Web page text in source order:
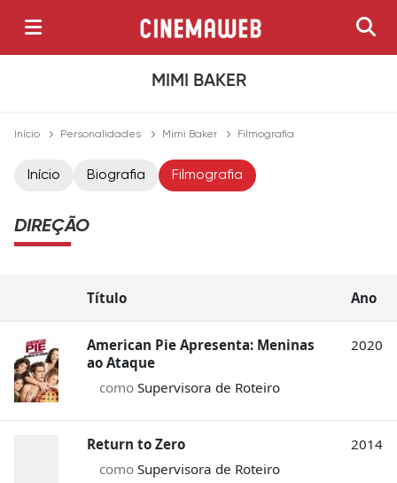
MIMI BAKER
Início Personalidades Mimi Baker Filmografia
Início Biografia Filmografia
DIREÇÃO
Título Ano
American Pie Apresenta: Meninas
ao Ataque
como Supervisora de Roteiro
2020
Return to Zero
como Supervisora de Roteiro
2014